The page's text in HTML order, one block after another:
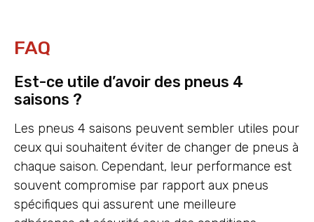
FAQ
Est-ce utile d’avoir des pneus 4
saisons ?
Les pneus 4 saisons peuvent sembler utiles pour
ceux qui souhaitent éviter de changer de pneus à
chaque saison. Cependant, leur performance est
souvent compromise par rapport aux pneus
spécifiques qui assurent une meilleure